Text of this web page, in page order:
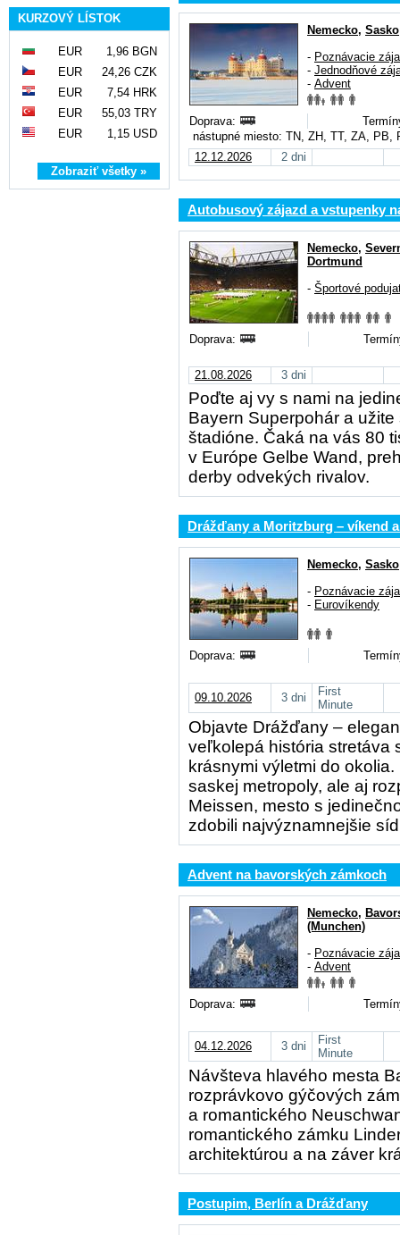
KURZOVÝ LÍSTOK
EUR
1,96 BGN
EUR
24,26 CZK
EUR
7,54 HRK
EUR
55,03 TRY
EUR
1,15 USD
Zobraziť všetky »
Nemecko, Sasko
- Poznávacie
- Jednodňové
- Advent
Doprava:
nástupné miesto: TN, ZH, TT, ZA,
12.12.2026
2 dni
Autobusový zájazd a vstupenky
Nemecko,
Dortmund
- Športové
Doprava:
21.08.2026 3 dni
Poďte aj vy s nami na
Bayern Superpohár a
štadióne. Čaká na vás 80
v Európe Gelbe Wand,
derby odvekých rivalov.
Drážďany a Moritzburg – víkend
Nemecko, Sasko
- Poznávacie
- Eurovíkendy
Doprava:
09.10.2026 3 dni
First
Minute
Objavte Drážďany –
veľkolepá história stretáva
krásnymi výletmi do
saskej metropoly, ale aj
Meissen, mesto s
zdobili najvýznamnejšie
Advent na bavorských zámkoch
Nemecko,
(Munchen)
- Poznávacie
- Advent
Doprava:
04.12.2026 3 dni
First
Minute
Návšteva hlavého mesta
rozprávkovo gýčových
a romantického
romantického zámku
architektúrou a na záver
Postupim, Berlín a Drážďany